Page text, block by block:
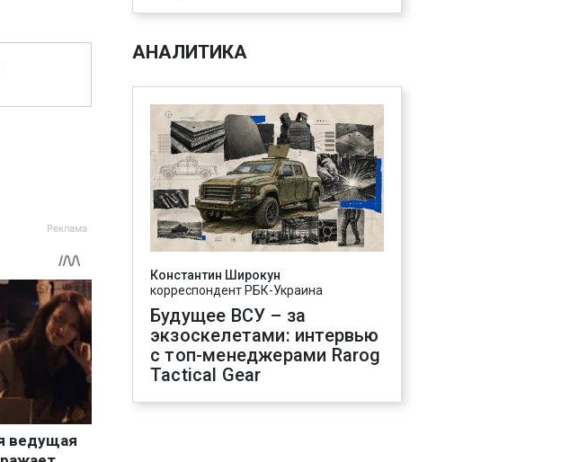
АНАЛИТИКА
Константин Широкун
корреспондент РБК-Украина
Будущее ВСУ – за
экзоскелетами: интервью
с топ-менеджерами Rarog
Tactical Gear